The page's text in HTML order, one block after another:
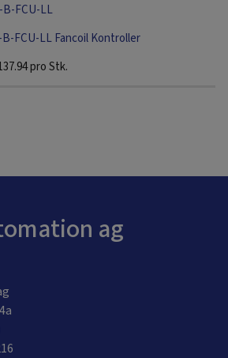
B-FCU-LL
B-FCU-LL Fancoil Kontroller
pro Stk.
ag